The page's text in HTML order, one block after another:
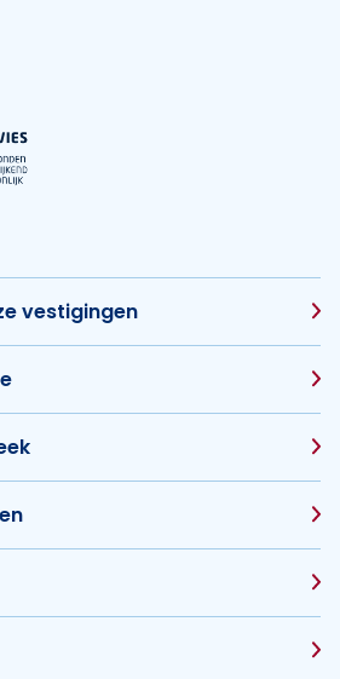
pagina van Hypotheek
LinkedIn pagina van
de Instagram pagina van
vestigingen